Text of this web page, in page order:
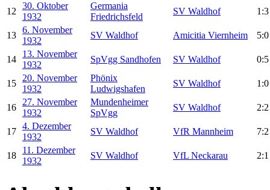
12
30. Oktober
1932
Germania
Friedrichsfeld
SV Waldhof 1:3
13
6. November
1932
SV Waldhof Amicitia Viernheim 5:0
14
13. November
1932
SpVgg Sandhofen SV Waldhof 0:5
15
20. November
1932
Phönix
Ludwigshafen
SV Waldhof 1:0
16
27. November
1932
Mundenheimer
SpVgg
SV Waldhof 2:2
17
4. Dezember
1932
SV Waldhof VfR Mannheim 7:2
18
11. Dezember
1932
SV Waldhof VfL Neckarau 2:1